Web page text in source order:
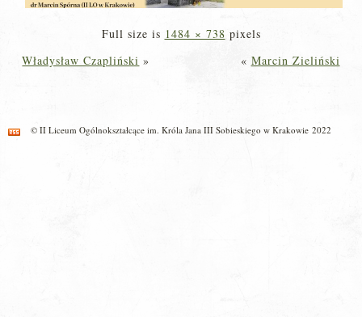
Full size is 1484 × 738 pixels
Władysław Czapliński » « Marcin Zieliński
© II Liceum Ogólnokształcące im. Króla Jana III Sobieskiego w Krakowie 2022